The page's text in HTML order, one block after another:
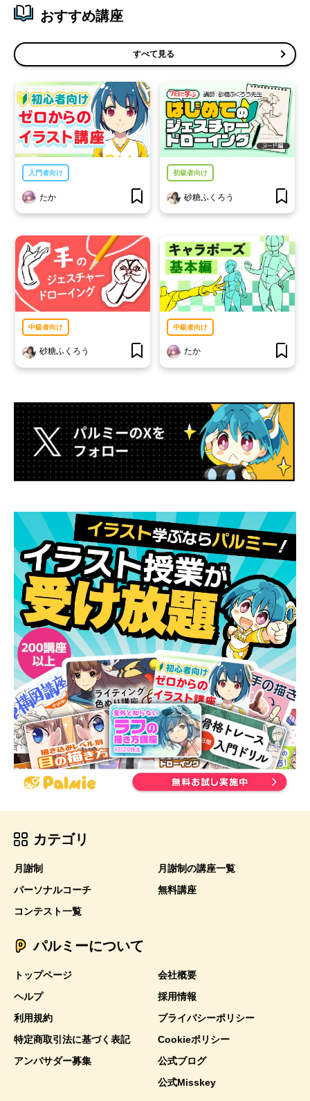
おすすめ講座
すべて見る
入門者向け
たか
初級者向け
砂糖ふくろう
中級者向け
砂糖ふくろう
中級者向け
たか
カテゴリ
月謝制
月謝制の講座一覧
パーソナルコーチ
無料講座
コンテスト一覧
パルミーについて
トップページ
会社概要
ヘルプ
採用情報
利用規約
プライバシーポリシー
特定商取引法に基づく表記
Cookieポリシー
アンバサダー募集
公式ブログ
公式Misskey